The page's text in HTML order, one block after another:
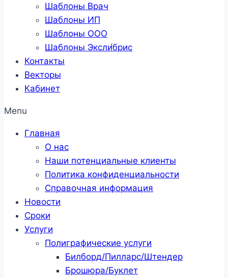
Шаблоны Врач
Шаблоны ИП
Шаблоны ООО
Шаблоны Эксли́брис
Контакты
Векторы
Кабинет
Menu
Главная
О нас
Наши потенциальные клиенты
Политика конфиденциальности
Справочная информация
Новости
Сроки
Услуги
Полиграфические услуги
Билборд/Пилларс/Штендер
Брошюра/Буклет